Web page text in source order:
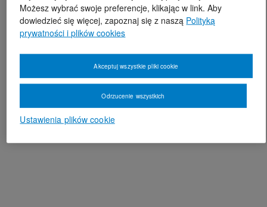
Możesz wybrać swoje preferencje, klikając w link. Aby
dowiedzieć się więcej, zapoznaj się z naszą Polityką
prywatności i plików cookies
Ustawienia plików cookie
Odrzucenie wszystkich
Akceptuj wszystkie pliki cookie